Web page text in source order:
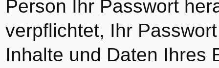
Person Ihr Passwort
verpflichtet, Ihr
Inhalte und Daten Ihres